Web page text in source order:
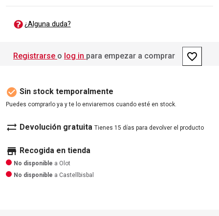
¿Alguna duda?
Registrarse o log in para empezar a comprar favorite_border
check_circle Sin stock temporalmente
Puedes comprarlo ya y te lo enviaremos cuando esté en stock.
sync_alt Devolución gratuita Tienes 15 días para devolver el producto
store Recogida en tienda
No disponible a Olot
No disponible a Castellbisbal